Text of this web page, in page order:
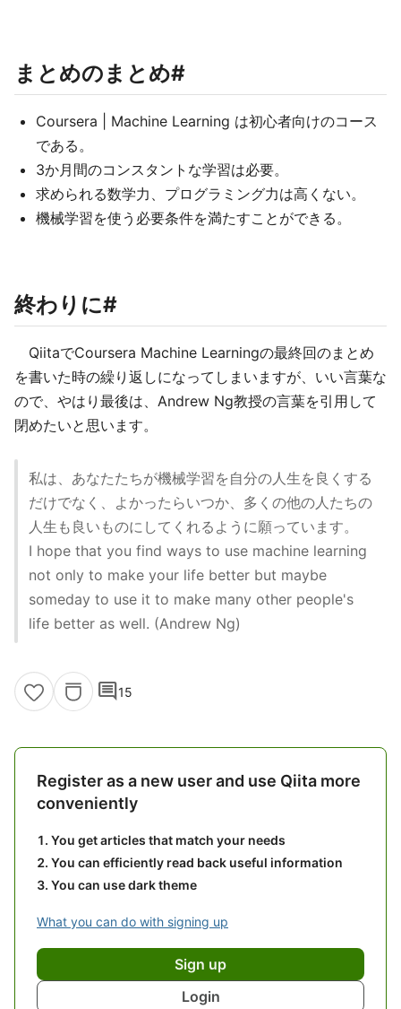
まとめのまとめ#
Coursera | Machine Learning は初心者向けのコース
である。
3か月間のコンスタントな学習は必要。
求められる数学力、プログラミング力は高くない。
機械学習を使う必要条件を満たすことができる。
終わりに#
QiitaでCoursera Machine Learningの最終回のまとめ
を書いた時の繰り返しになってしまいますが、いい言葉な
ので、やはり最後は、Andrew Ng教授の言葉を引用して
閉めたいと思います。
私は、あなたたちが機械学習を自分の人生を良くする
だけでなく、よかったらいつか、多くの他の人たちの
人生も良いものにしてくれるように願っています。
I hope that you find ways to use machine learning
not only to make your life better but maybe
someday to use it to make many other people's
life better as well. (Andrew Ng)
comment15
Register as a new user and use Qiita more
conveniently
You get articles that match your needs
You can efficiently read back useful information
You can use dark theme
What you can do with signing up
Sign up
Login